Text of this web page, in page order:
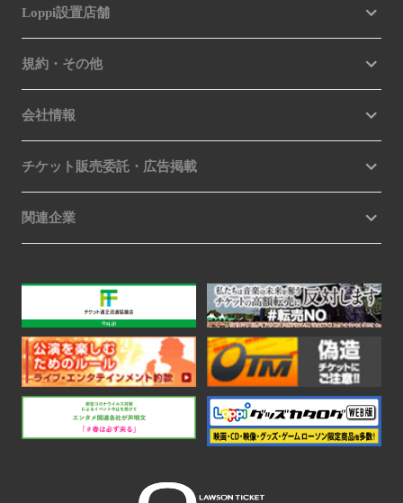
Loppi設置店舗
規約・その他
会社情報
チケット販売委託・広告掲載
関連企業